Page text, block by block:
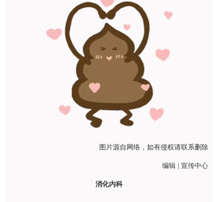
图片源自网络，如有侵权请联系删除
编辑 | 宣传中心
消化内科